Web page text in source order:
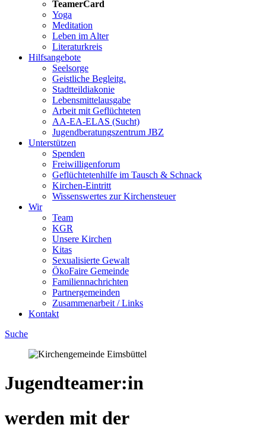
TeamerCard
Yoga
Meditation
Leben im Alter
Literaturkreis
Hilfsangebote
Seelsorge
Geistliche Begleitg.
Stadtteildiakonie
Lebensmittelausgabe
Arbeit mit Geflüchteten
AA-EA-ELAS (Sucht)
Jugendberatungs­zentrum JBZ
Unterstützen
Spenden
Freiwilligenforum
Geflüchtetenhilfe im Tausch & Schnack
Kirchen-Eintritt
Wissenswertes zur Kirchensteuer
Wir
Team
KGR
Unsere Kirchen
Kitas
Sexualisierte Gewalt
ÖkoFaire Gemeinde
Familiennachrichten
Partnergemeinden
Zusammenarbeit / Links
Kontakt
Suche
Jugendteamer:in
werden mit der